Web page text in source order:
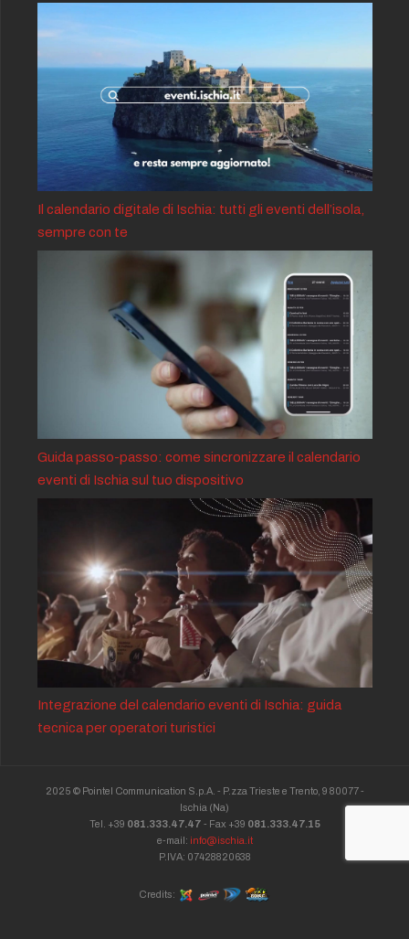
Il calendario digitale di Ischia: tutti gli eventi dell’isola,
sempre con te
Guida passo-passo: come sincronizzare il calendario
eventi di Ischia sul tuo dispositivo
Integrazione del calendario eventi di Ischia: guida
tecnica per operatori turistici
2025 © Pointel Communication S.p.A. - P.zza Trieste e Trento, 9 80077 -
Ischia (Na)
Tel. +39 081.333.47.47 - Fax +39 081.333.47.15
e-mail: info@ischia.it
P.IVA: 07428820638
Credits: